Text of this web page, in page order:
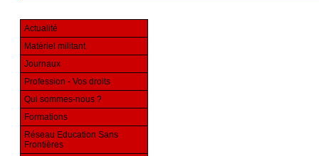
Actualité
Matériel militant
Journaux
Profession - Vos droits
Qui sommes-nous ?
Formations
Réseau Education Sans
Frontières